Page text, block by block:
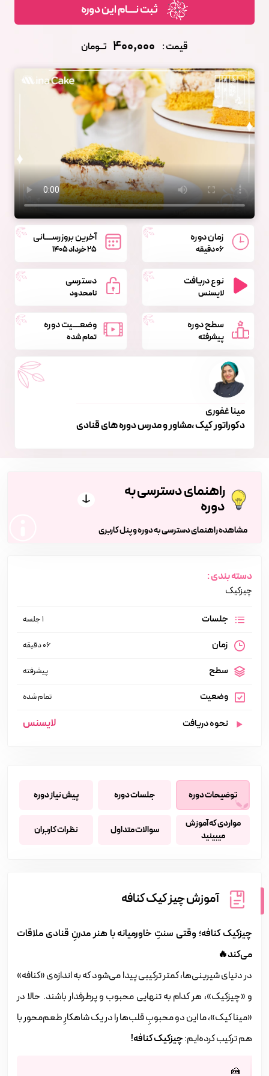
ثبت نــــام این دوره
قیمت : 400,000 تــومان
زمان دوره
06 دقیقه
آخرین بروزرســــانی
25 خرداد 1405
نوع دریافت
لایسنس
دسترسی
نامحدود
سطح دوره
پیشرفته
وضعــــیت دوره
تمام شده
مینا غفوری
دکوراتور کیک ،مشاور و مدرس دوره های قنادی
توضیحات دوره جلسات دوره پیش نیاز دوره
مواردی که آموزش
میبینید
سوالات متداول نظرات کاربران
آموزش چیز کیک کنافه
چیزکیک کنافه؛ وقتی سنتِ خاورمیانه با هنر مدرنِ قنادی ملاقات
می‌کند🔥
در دنیای شیرینی‌ها، کمتر ترکیبی پیدا می‌شود که به اندازه‌ی «کنافه»
و «چیزکیک»، هر کدام به تنهایی محبوب و پرطرفدار باشند. حالا در
«مینا کیک»، ما این دو محبوبِ قلب‌ها را در یک شاهکارِ طعم‌محور با
هم ترکیب کرده‌ایم:چیزکیک کنافه!
🍰
راهنمای دسترسی به
دوره
مشاهده راهنمای دسترسی به دوره و پنل کاربری
دسته بندی :
چیزکیک
جلسات 1 جلسه
زمان 06 دقیقه
سطح پیشرفته
وضعیت تمام شده
نحوه دریافت لایسنس